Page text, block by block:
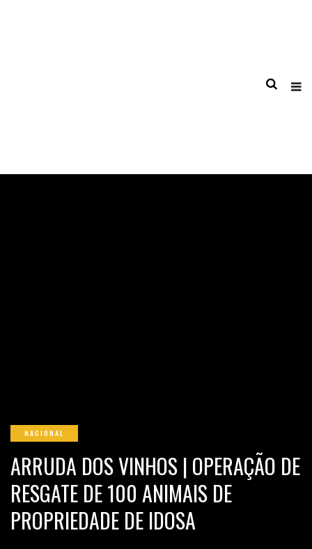
NACIONAL
ARRUDA DOS VINHOS | OPERAÇÃO DE
RESGATE DE 100 ANIMAIS DE
PROPRIEDADE DE IDOSA